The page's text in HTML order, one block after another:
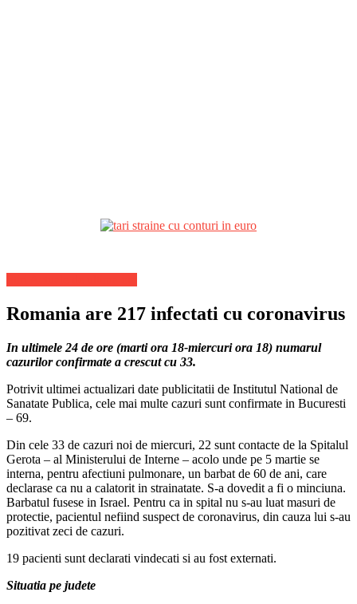
Romania are 217 infectati cu coronavirus
In ultimele 24 de ore (marti ora 18-miercuri ora 18) numarul
cazurilor confirmate a crescut cu 33.
Potrivit ultimei actualizari date publicitatii de Institutul National de
Sanatate Publica, cele mai multe cazuri sunt confirmate in Bucuresti
– 69.
Din cele 33 de cazuri noi de miercuri, 22 sunt contacte de la Spitalul
Gerota – al Ministerului de Interne – acolo unde pe 5 martie se
interna, pentru afectiuni pulmonare, un barbat de 60 de ani, care
declarase ca nu a calatorit in strainatate. S-a dovedit a fi o minciuna.
Barbatul fusese in Israel. Pentru ca in spital nu s-au luat masuri de
protectie, pacientul nefiind suspect de coronavirus, din cauza lui s-au
pozitivat zeci de cazuri.
19 pacienti sunt declarati vindecati si au fost externati.
Situatia pe judete